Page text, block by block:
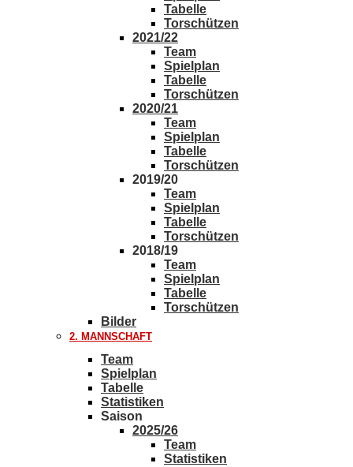
Tabelle
Torschützen
2021/22
Team
Spielplan
Tabelle
Torschützen
2020/21
Team
Spielplan
Tabelle
Torschützen
2019/20
Team
Spielplan
Tabelle
Torschützen
2018/19
Team
Spielplan
Tabelle
Torschützen
Bilder
2. MANNSCHAFT
Team
Spielplan
Tabelle
Statistiken
Saison
2025/26
Team
Statistiken